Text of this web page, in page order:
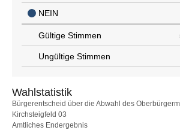
NEIN
Gültige Stimmen
Ungültige Stimmen
Wahlstatistik
Wahlstatistik
Bürgerentscheid über die Abwahl des
Kirchsteigfeld 03
Amtliches Endergebnis